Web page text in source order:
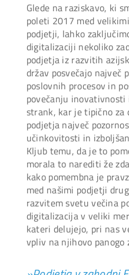
Glede na raziskavo, ki
poleti 2017 med
podjetji, lahko
digitalizaciji nekoliko
podjetja iz razvitih
držav posvečajo največ
poslovnih procesov in
povečanju
strank, kar je tipično za
podjetja največ
učinkovitosti in
Kljub temu, da je to
morala to narediti že
kako pomembna je
med našimi podjetji
razvitem svetu večina
digitalizacija v veliki
kateri delujejo, pri nas
vpliv na njihovo panogo